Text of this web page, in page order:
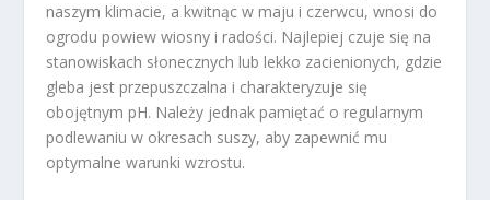
naszym klimacie, a kwitnąc w maju i czerwcu, wnosi do
ogrodu powiew wiosny i radości. Najlepiej czuje się na
stanowiskach słonecznych lub lekko zacienionych, gdzie
gleba jest przepuszczalna i charakteryzuje się
obojętnym pH. Należy jednak pamiętać o regularnym
podlewaniu w okresach suszy, aby zapewnić mu
optymalne warunki wzrostu.